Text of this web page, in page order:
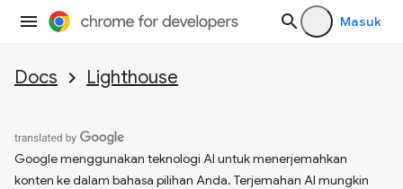
Masuk
Docs Lighthouse
Google menggunakan teknologi AI untuk menerjemahkan
konten ke dalam bahasa pilihan Anda. Terjemahan AI mungkin